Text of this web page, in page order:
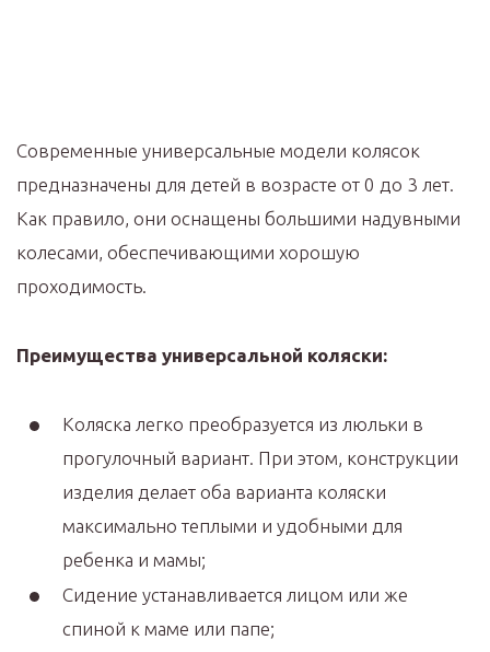
Современные универсальные модели колясок
предназначены для детей в возрасте от 0 до 3 лет.
Как правило, они оснащены большими надувными
колесами, обеспечивающими хорошую
проходимость.
Преимущества универсальной коляски:
Коляска легко преобразуется из люльки в
прогулочный вариант. При этом, конструкции
изделия делает оба варианта коляски
максимально теплыми и удобными для
ребенка и мамы;
Сидение устанавливается лицом или же
спиной к маме или папе;